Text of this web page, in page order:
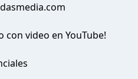
con video en YouTube!